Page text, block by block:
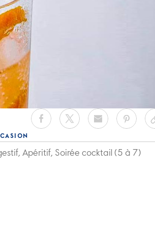
Apéritif, Soirée cocktail (5 à 7)